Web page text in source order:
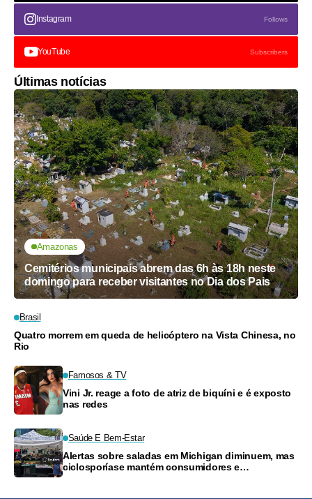
Instagram Follows
YouTube Subscribers
Últimas notícias
Amazonas
Cemitérios municipais abrem das 6h às 18h neste
domingo para receber visitantes no Dia dos Pais
Brasil
Quatro morrem em queda de helicóptero na Vista Chinesa, no
Rio
Famosos & TV
Vini Jr. reage a foto de atriz de biquíni e é exposto
nas redes
Saúde E Bem-Estar
Alertas sobre saladas em Michigan diminuem, mas
ciclosporíase mantém consumidores e